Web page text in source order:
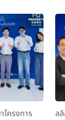
ครงการ
ล